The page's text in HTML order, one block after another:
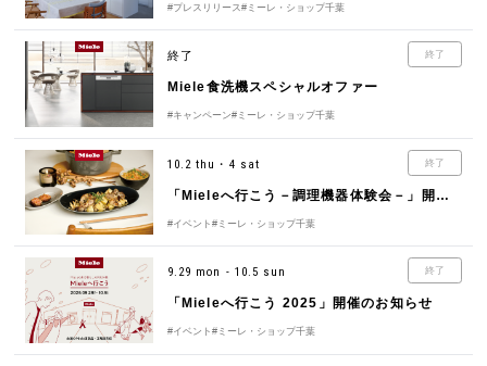
#プレスリリース #ミーレ・ショップ千葉
終了
終了
Miele食洗機スペシャルオファー
#キャンペーン#ミーレ・ショップ千葉
終了
10.2 thu・4 sat
「Mieleへ行こう－調理機器体験会－」開催のお知らせ
#イベント #ミーレ・ショップ千葉
終了
9.29 mon - 10.5 sun
「Mieleへ行こう 2025」開催のお知らせ
#イベント #ミーレ・ショップ千葉